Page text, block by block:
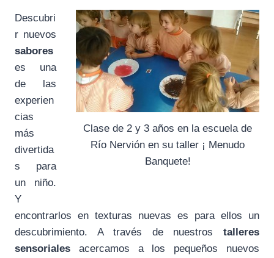
Clase de 2 y 3 años en la escuela de
Río Nervión en su taller ¡ Menudo
Banquete!
Descubri
r nuevos
sabores
es una
de las
experien
cias
más
divertida
s para
un niño.
Y
encontrarlos en texturas nuevas es para ellos un
descubrimiento. A través de nuestros talleres
sensoriales acercamos a los pequeños nuevos